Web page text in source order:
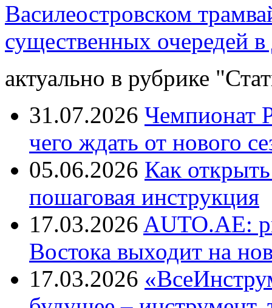
Василеостровском
существенных очередей
актуально в рубрике
31.07.2026 Чемпионат
чего ждать от нового
05.06.2026 Как
пошаговая инструкция
17.03.2026 AUTO.AE:
Востока выходит на
17.03.2026